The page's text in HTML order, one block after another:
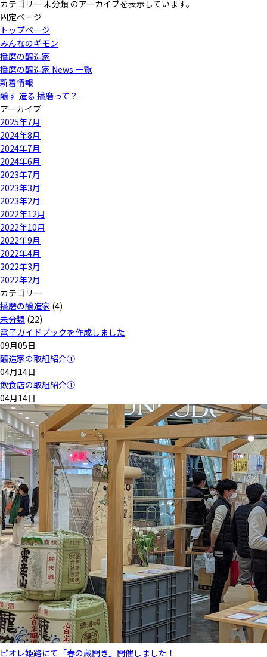
カテゴリー 未分類 のアーカイブを表示しています。
固定ページ
トップページ
みんなのギモン
播磨の醸造家
播磨の醸造家 News 一覧
新着情報
醸す 造る 播磨って？
アーカイブ
2025年7月
2024年8月
2024年7月
2024年6月
2023年7月
2023年3月
2023年2月
2022年12月
2022年10月
2022年9月
2022年4月
2022年3月
2022年2月
カテゴリー
播磨の醸造家 (4)
未分類 (22)
電子ガイドブックを作成しました
09月05日
醸造家の取組紹介①
04月14日
飲食店の取組紹介①
04月14日
ピオレ姫路にて「春の蔵開き」開催しました！